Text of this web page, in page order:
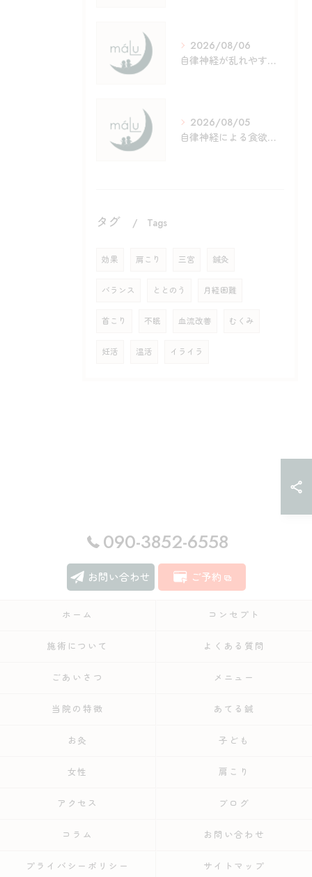
2026/08/06
自律神経が乱れやすい夏休みの原因と体調管理のポイント徹底解説
2026/08/05
自律神経による食欲低下の原因と実践しやすいセルフケア徹底ガイド
タグ Tags
効果 肩こり 三宮 鍼灸
バランス ととのう 月経困難
首こり 不眠 血流改善 むくみ
妊活 温活 イライラ
090-3852-6558
お問い合わせ ご予約
ホーム コンセプト
施術について よくある質問
ごあいさつ メニュー
当院の特徴 あてる鍼
お灸 子ども
女性 肩こり
アクセス ブログ
コラム お問い合わせ
プライバシーポリシー サイトマップ